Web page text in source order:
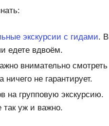
экскурсии с гидами. В
едете вдвоём.
внимательно смотреть
не гарантирует.
на групповую экскурсию.
так уж и важно.